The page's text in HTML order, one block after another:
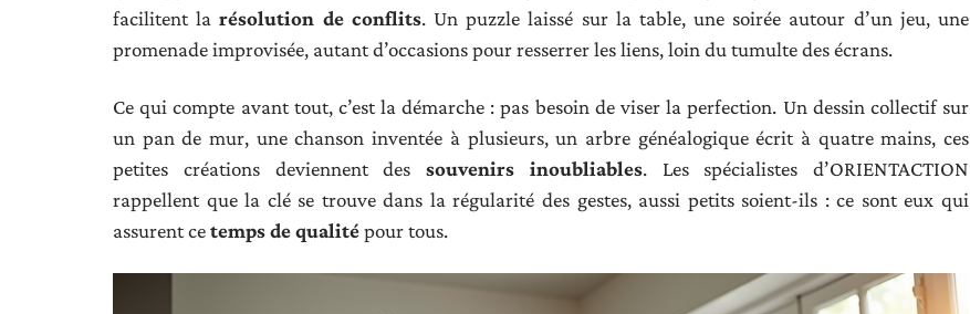
facilitent larésolution de conflits. Un puzzle laissé sur la table, une soirée autour d’un jeu, une
promenade improvisée, autant d’occasions pour resserrer les liens, loin du tumulte des écrans.
Ce qui compte avant tout, c’est la démarche : pas besoin de viser la perfection. Un dessin collectif sur
un pan de mur, une chanson inventée à plusieurs, un arbre généalogique écrit à quatre mains, ces
petites créations deviennent des souvenirs inoubliables. Les spécialistes d’ORIENTACTION
rappellent que la clé se trouve dans la régularité des gestes, aussi petits soient-ils : ce sont eux qui
assurent cetemps de qualitépour tous.